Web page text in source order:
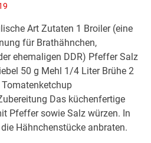
Art Zutaten 1 Broiler (eine
für Brathähnchen,
ehemaligen DDR) Pfeffer Salz
50 g Mehl 1/4 Liter Brühe 2
Das küchenfertige
Pfeffer sowie Salz würzen. In
Hähnchenstücke anbraten.